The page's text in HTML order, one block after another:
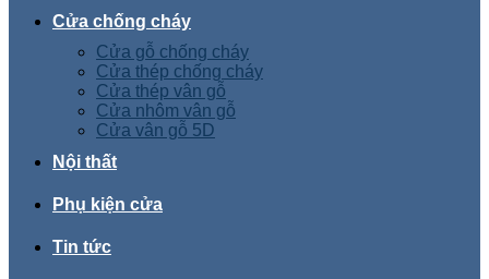
Cửa chống cháy
Cửa gỗ chống cháy
Cửa thép chống cháy
Cửa thép vân gỗ
Cửa nhôm vân gỗ
Cửa vân gỗ 5D
Nội thất
Phụ kiện cửa
Tin tức